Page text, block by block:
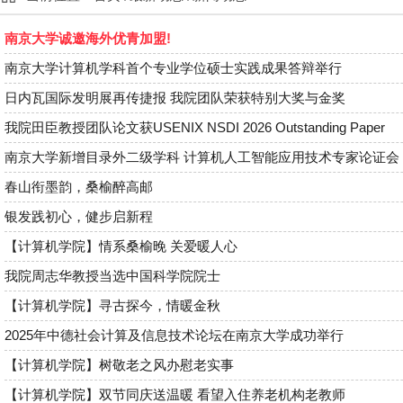
南京大学诚邀海外优青加盟!
南京大学计算机学科首个专业学位硕士实践成果答辩举行
日内瓦国际发明展再传捷报 我院团队荣获特别大奖与金奖
我院田臣教授团队论文获USENIX NSDI 2026 Outstanding Paper
南京大学新增目录外二级学科 计算机人工智能应用技术专家论证会
春山衔墨韵，桑榆醉高邮
银发践初心，健步启新程
【计算机学院】情系桑榆晚 关爱暖人心
我院周志华教授当选中国科学院院士
【计算机学院】寻古探今，情暖金秋
2025年中德社会计算及信息技术论坛在南京大学成功举行
【计算机学院】树敬老之风办慰老实事
【计算机学院】双节同庆送温暖 看望入住养老机构老教师